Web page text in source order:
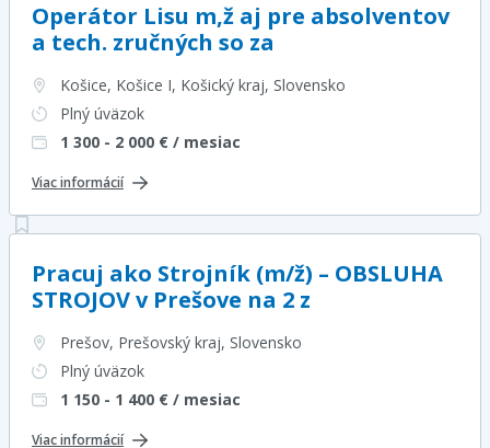
Operátor Lisu m,ž aj pre absolventov
a tech. zručných so za
Košice, Košice I, Košický kraj, Slovensko
Plný úväzok
1 300 - 2 000 € / mesiac
Viac informácií
Pracuj ako Strojník (m/ž) – OBSLUHA
STROJOV v Prešove na 2 z
Prešov, Prešovský kraj, Slovensko
Plný úväzok
1 150 - 1 400 € / mesiac
Viac informácií